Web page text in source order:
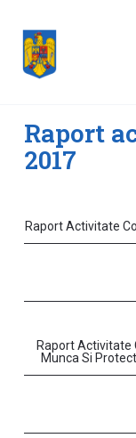
Raport
2017
Raport Activitate
Raport Activitate
Munca Si